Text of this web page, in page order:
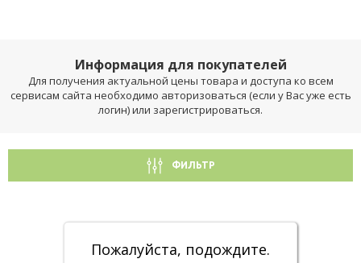
Информация для покупателей
Для получения актуальной цены товара и доступа ко всем
сервисам сайта необходимо авторизоваться (если у Вас уже есть
логин) или зарегистрироваться.
ФИЛЬТР
Пожалуйста, подождите.